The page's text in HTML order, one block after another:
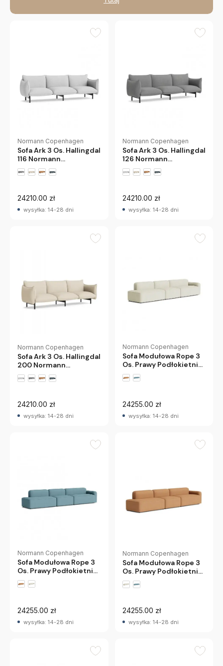
Normann Copenhagen
Sofa Ark 3 Os. Hallingdal
116 Normann
Copenhagen
24210.00 zł
wysyłka: 14-28 dni
Normann Copenhagen
Sofa Ark 3 Os. Hallingdal
126 Normann
Copenhagen
24210.00 zł
wysyłka: 14-28 dni
Normann Copenhagen
Sofa Ark 3 Os. Hallingdal
200 Normann
Copenhagen
24210.00 zł
wysyłka: 14-28 dni
Normann Copenhagen
Sofa Modułowa Rope 3
Os. Prawy Podłokietnik
Remix 113 Normann
24255.00 zł
wysyłka: 14-28 dni
Normann Copenhagen
Sofa Modułowa Rope 3
Os. Prawy Podłokietnik
Remix 816 Normann
24255.00 zł
wysyłka: 14-28 dni
Normann Copenhagen
Sofa Modułowa Rope 3
Os. Prawy Podłokietnik
Remix 252 Normann
24255.00 zł
wysyłka: 14-28 dni